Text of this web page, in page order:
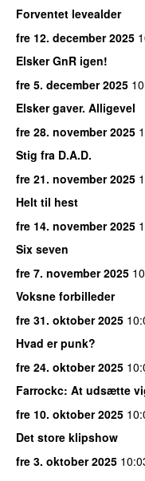
Forventet levealder
fre 12. december 2025
Elsker GnR igen!
fre 5. december 2025
Elsker gaver. Alligevel
fre 28. november 2025
Stig fra D.A.D.
fre 21. november 2025
Helt til hest
fre 14. november 2025
Six seven
fre 7. november 2025
Voksne forbilleder
fre 31. oktober 2025
Hvad er punk?
fre 24. oktober 2025
Farrockc: At udsætte
fre 10. oktober 2025
Det store klipshow
fre 3. oktober 2025